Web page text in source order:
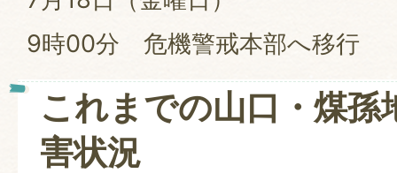
9時00分 危機警戒本部へ移行
これまでの山口・煤孫
害状況